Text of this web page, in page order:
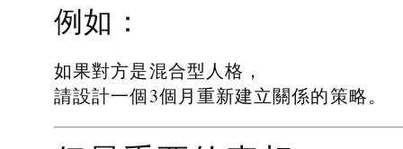
例如：
如果對方是混合型人格，
請設計一個3個月重新建立關係的策略。